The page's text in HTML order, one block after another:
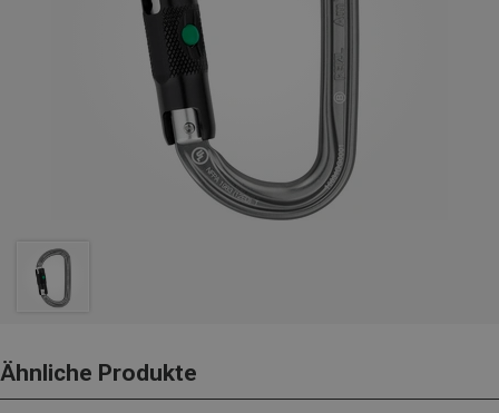
Ähnliche Produkte